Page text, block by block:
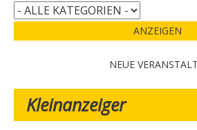
ANZEIGEN
NEUE
Kleinanzeiger